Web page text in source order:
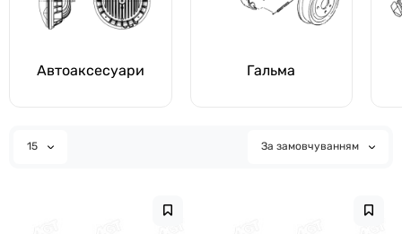
Автоаксесуари Гальма
15 За замовчуванням